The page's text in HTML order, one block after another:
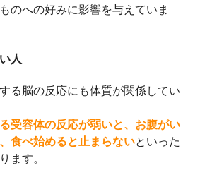
のへの好みに影響を与えていま
人
る脳の反応にも体質が関係してい
受容体の反応が弱いと、お腹がい
食べ始めると止まらないといった
ます。